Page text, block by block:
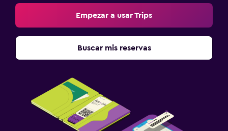
Empezar a usar Trips
Buscar mis reservas